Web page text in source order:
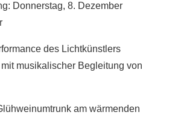
Donnerstag, 8. Dezember
des Lichtkünstlers
musikalischer Begleitung von
am wärmenden